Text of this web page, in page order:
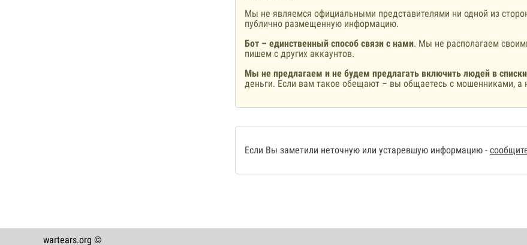
Мы не являемся официальными представителями ни одной из
публично размещенную информацию.
Бот – единственный способ связи с нами. Мы не располагаем
пишем с других аккаунтов.
Мы не предлагаем и не будем предлагать включить людей в
деньги. Если вам такое обещают – вы общаетесь с мошенниками, а
Если Вы заметили неточную или устаревшую информацию -
wartears.org ©